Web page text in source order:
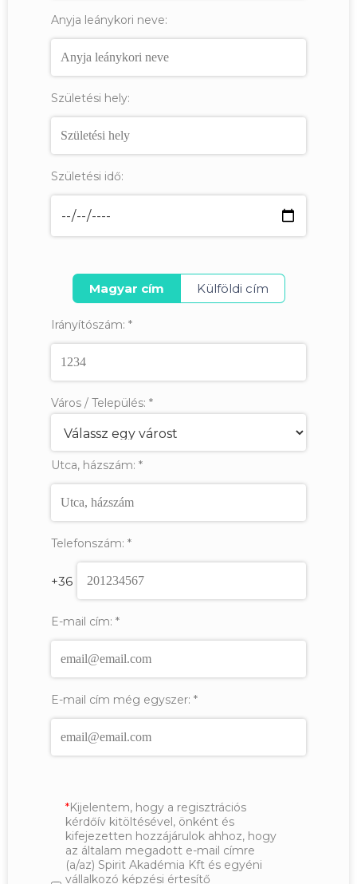
Anyja leánykori neve:
Születési hely:
Születési idő:
Magyar cím Külföldi cím
Irányítószám: *
Város / Település: *
Utca, házszám: *
Telefonszám: *
+36
E-mail cím: *
E-mail cím még egyszer: *
Kijelentem, hogy a regisztrációs
kérdőív kitöltésével, önként és
kifejezetten hozzájárulok ahhoz, hogy
az általam megadott e-mail címre
(a/az) Spirit Akadémia Kft és egyéni
vállalkozó képzési értesítő